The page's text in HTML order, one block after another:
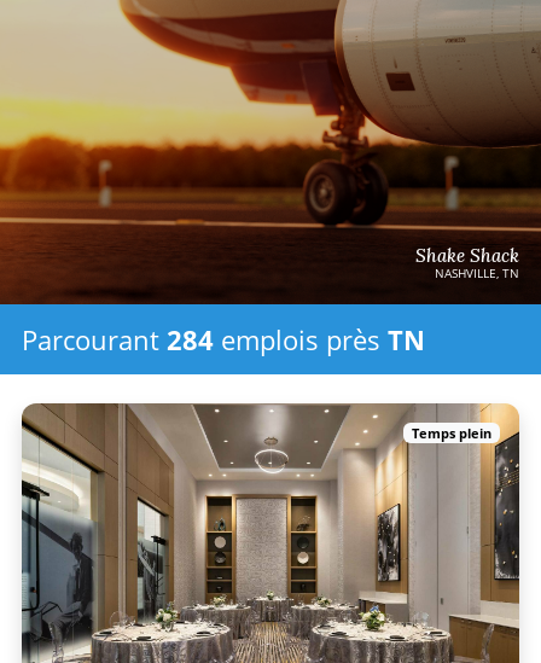
Shake Shack
NASHVILLE, TN
Parcourant 284 emplois près TN
Temps plein